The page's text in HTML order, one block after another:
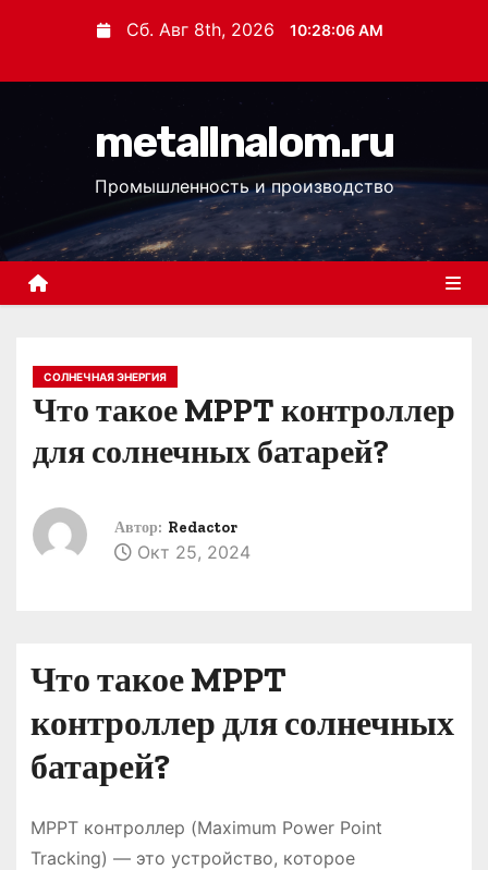
с
Сб. Авг 8th, 2026 10:28:07 AM
metallnalom.ru
Промышленность и производство
СОЛНЕЧНАЯ ЭНЕРГИЯ
Что такое MPPT контроллер
для солнечных батарей?
Автор: Redactor
Окт 25, 2024
Что такое MPPT
контроллер для солнечных
батарей?
MPPT контроллер (Maximum Power Point
Tracking) — это устройство, которое